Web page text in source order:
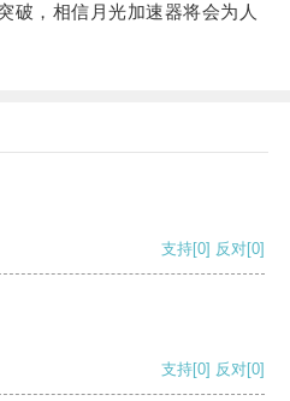
，相信月光加速器将会为人
支持[0] 反对[0]
支持[0] 反对[0]